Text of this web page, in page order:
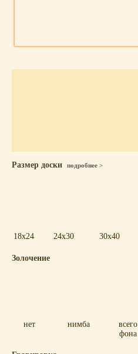
Размер доски подробнее >
18x24 24x30 30x40
Золочение
нет нимба
всего
фона